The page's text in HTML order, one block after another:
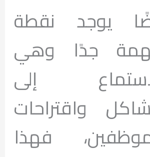
يوجد نقطة
جدًا وهي
إلى
واقتراحات
فهذا